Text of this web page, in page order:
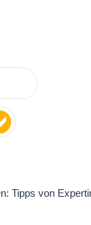
Tipps von